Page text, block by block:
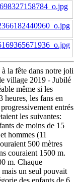
la fête dans notre joli
village 2019 - Jubilé
même si les
heures, les fans en
entrés
les suivantes:
de moins de 15
hommes (11
500 mètres
couraient 1500 m.
m. Chaque
un seul pouvait
des enfants de 6